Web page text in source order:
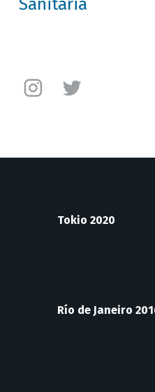
Sanitaria
Instagram
Tokio 2020
Río de Janeiro